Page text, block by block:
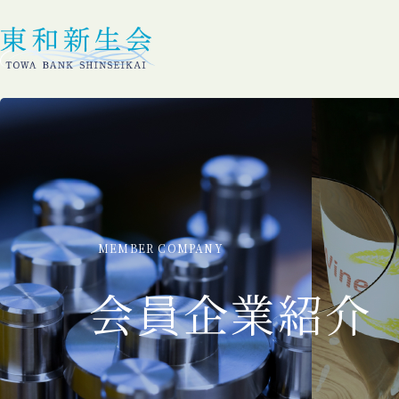
MEMBER COMPANY
会員企業紹介